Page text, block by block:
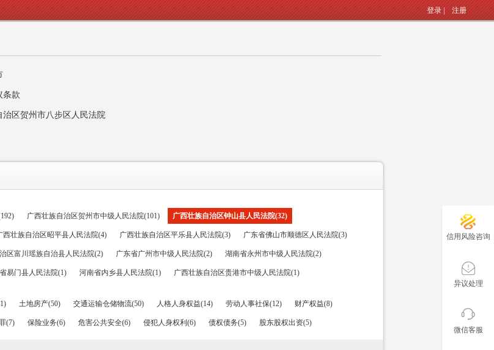
登录| 注册
条款
区贺州市八步区人民法院
广西壮族自治区贺州市中级人民法院(101) 广西壮族自治区钟山县人民法院(32)
西壮族自治区昭平县人民法院(4) 广西壮族自治区平乐县人民法院(3) 广东省佛山市顺德区人民法院(3)
区富川瑶族自治县人民法院(2) 广东省广州市中级人民法院(2) 湖南省永州市中级人民法院(2)
易门县人民法院(1) 河南省内乡县人民法院(1) 广西壮族自治区贵港市中级人民法院(1)
土地房产(50) 交通运输仓储物流(50) 人格人身权益(14) 劳动人事社保(12) 财产权益(8)
(7) 保险业务(6) 危害公共安全(6) 侵犯人身权利(6) 债权债务(5) 股东股权出资(5)
信用风险咨询
异议处理
微信客服